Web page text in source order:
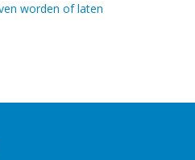
worden of laten